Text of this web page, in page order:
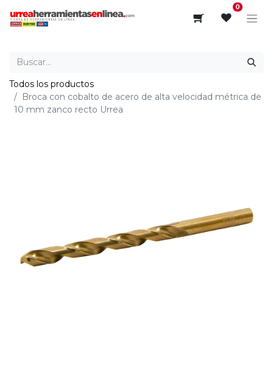
0
Todos los productos
Broca con cobalto de acero de alta velocidad métrica de
10 mm zanco recto Urrea